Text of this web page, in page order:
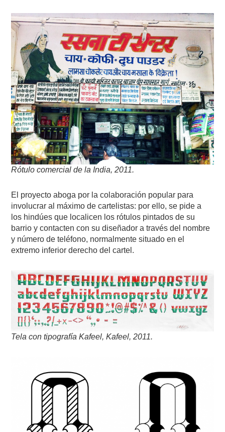
Rótulo comercial de la India, 2011.
El proyecto aboga por la colaboración popular para
involucrar al máximo de cartelistas: por ello, se pide a
los hindúes que localicen los rótulos pintados de su
barrio y contacten con su diseñador a través del nombre
y número de teléfono, normalmente situado en el
extremo inferior derecho del cartel.
Tela con tipografía Kafeel, Kafeel, 2011.